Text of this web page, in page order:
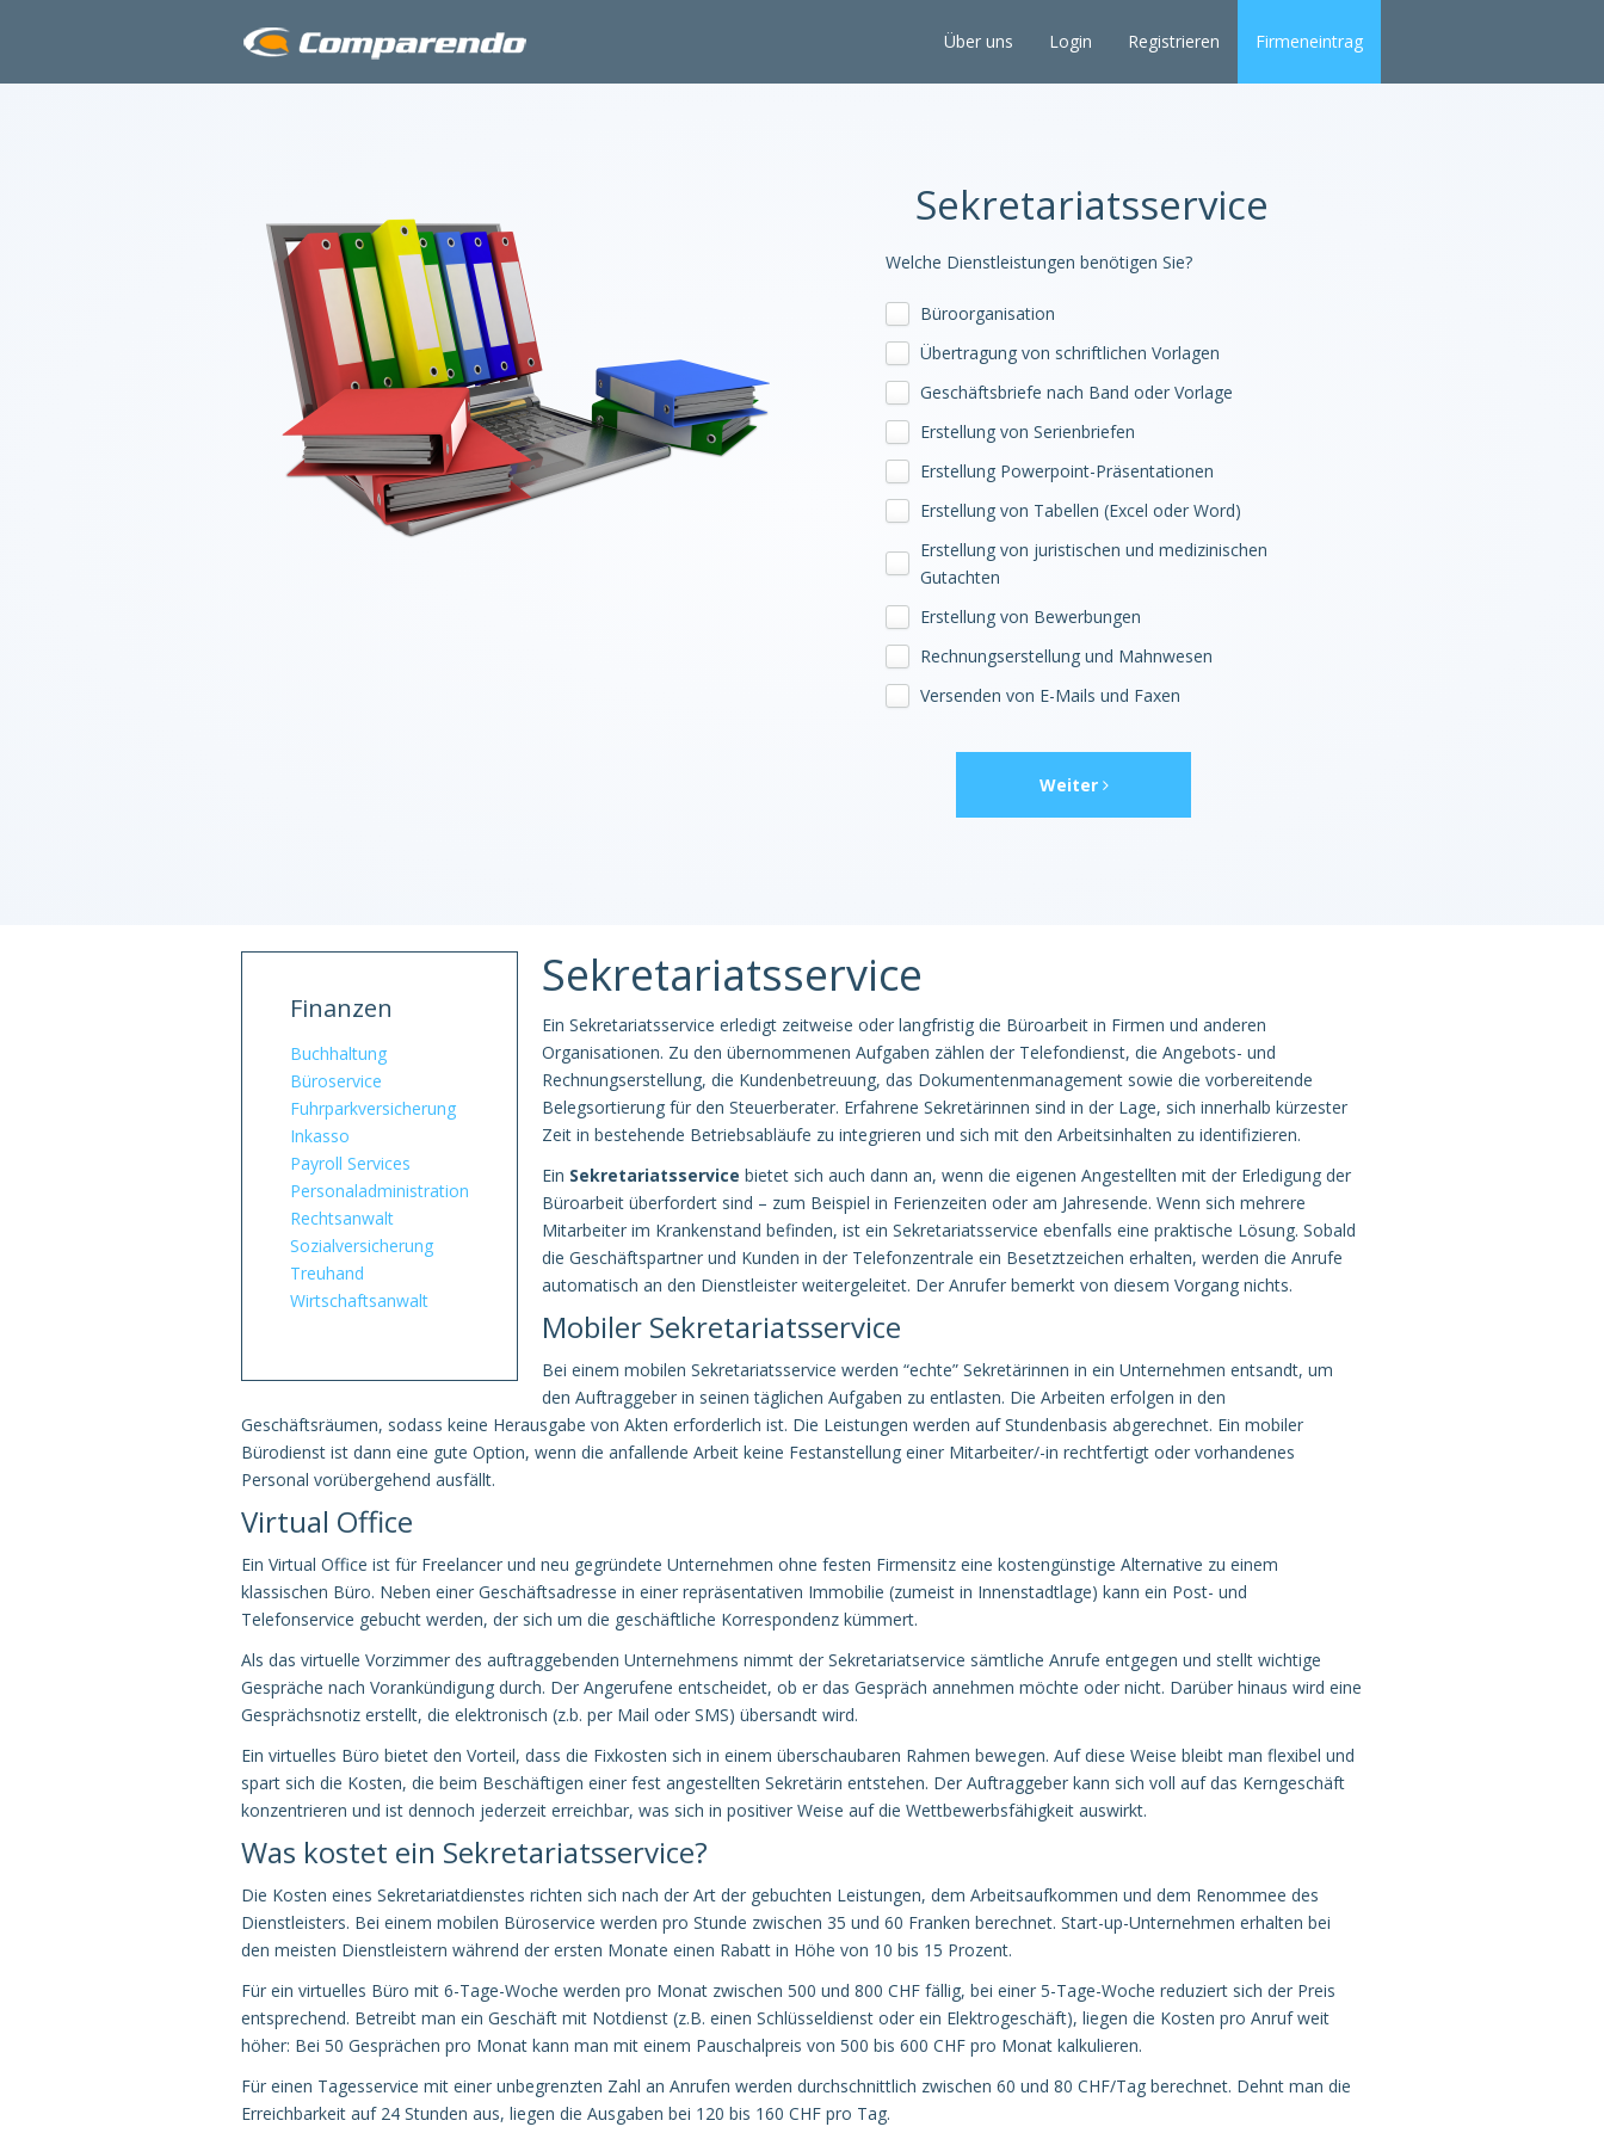
Über uns Login Registrieren Firmeneintrag
Sekretariatsservice
Welche Dienstleistungen benötigen Sie?
Büroorganisation
Übertragung von schriftlichen Vorlagen
Geschäftsbriefe nach Band oder Vorlage
Erstellung von Serienbriefen
Erstellung Powerpoint-Präsentationen
Erstellung von Tabellen (Excel oder Word)
Erstellung von juristischen und medizinischen
Gutachten
Erstellung von Bewerbungen
Rechnungserstellung und Mahnwesen
Versenden von E-Mails und Faxen
Weiter
Finanzen
Buchhaltung
Büroservice
Fuhrpark­versicherung
Inkasso
Payroll Services
Personal­administration
Rechtsanwalt
Sozialversicherung
Treuhand
Wirtschaftsanwalt
Sekretariatsservice
Ein Sekretariatsservice erledigt zeitweise oder langfristig die Büroarbeit in Firmen und anderen
Organisationen. Zu den übernommenen Aufgaben zählen der Telefondienst, die Angebots- und
Rechnungserstellung, die Kundenbetreuung, das Dokumentenmanagement sowie die vorbereitende
Belegsortierung für den Steuerberater. Erfahrene Sekretärinnen sind in der Lage, sich innerhalb kürzester
Zeit in bestehende Betriebsabläufe zu integrieren und sich mit den Arbeitsinhalten zu identifizieren.
Ein Sekretariatsservice bietet sich auch dann an, wenn die eigenen Angestellten mit der Erledigung der
Büroarbeit überfordert sind – zum Beispiel in Ferienzeiten oder am Jahresende. Wenn sich mehrere
Mitarbeiter im Krankenstand befinden, ist ein Sekretariatsservice ebenfalls eine praktische Lösung. Sobald
die Geschäftspartner und Kunden in der Telefonzentrale ein Besetztzeichen erhalten, werden die Anrufe
automatisch an den Dienstleister weitergeleitet. Der Anrufer bemerkt von diesem Vorgang nichts.
Mobiler Sekretariatsservice
Bei einem mobilen Sekretariatsservice werden “echte” Sekretärinnen in ein Unternehmen entsandt, um
den Auftraggeber in seinen täglichen Aufgaben zu entlasten. Die Arbeiten erfolgen in den
Geschäftsräumen, sodass keine Herausgabe von Akten erforderlich ist. Die Leistungen werden auf Stundenbasis abgerechnet. Ein mobiler
Bürodienst ist dann eine gute Option, wenn die anfallende Arbeit keine Festanstellung einer Mitarbeiter/-in rechtfertigt oder vorhandenes
Personal vorübergehend ausfällt.
Virtual Office
Ein Virtual Office ist für Freelancer und neu gegründete Unternehmen ohne festen Firmensitz eine kostengünstige Alternative zu einem
klassischen Büro. Neben einer Geschäftsadresse in einer repräsentativen Immobilie (zumeist in Innenstadtlage) kann ein Post- und
Telefonservice gebucht werden, der sich um die geschäftliche Korrespondenz kümmert.
Als das virtuelle Vorzimmer des auftraggebenden Unternehmens nimmt der Sekretariatservice sämtliche Anrufe entgegen und stellt wichtige
Gespräche nach Vorankündigung durch. Der Angerufene entscheidet, ob er das Gespräch annehmen möchte oder nicht. Darüber hinaus wird eine
Gesprächsnotiz erstellt, die elektronisch (z.b. per Mail oder SMS) übersandt wird.
Ein virtuelles Büro bietet den Vorteil, dass die Fixkosten sich in einem überschaubaren Rahmen bewegen. Auf diese Weise bleibt man flexibel und
spart sich die Kosten, die beim Beschäftigen einer fest angestellten Sekretärin entstehen. Der Auftraggeber kann sich voll auf das Kerngeschäft
konzentrieren und ist dennoch jederzeit erreichbar, was sich in positiver Weise auf die Wettbewerbsfähigkeit auswirkt.
Was kostet ein Sekretariatsservice?
Die Kosten eines Sekretariatdienstes richten sich nach der Art der gebuchten Leistungen, dem Arbeitsaufkommen und dem Renommee des
Dienstleisters. Bei einem mobilen Büroservice werden pro Stunde zwischen 35 und 60 Franken berechnet. Start-up-Unternehmen erhalten bei
den meisten Dienstleistern während der ersten Monate einen Rabatt in Höhe von 10 bis 15 Prozent.
Für ein virtuelles Büro mit 6-Tage-Woche werden pro Monat zwischen 500 und 800 CHF fällig, bei einer 5-Tage-Woche reduziert sich der Preis
entsprechend. Betreibt man ein Geschäft mit Notdienst (z.B. einen Schlüsseldienst oder ein Elektrogeschäft), liegen die Kosten pro Anruf weit
höher: Bei 50 Gesprächen pro Monat kann man mit einem Pauschalpreis von 500 bis 600 CHF pro Monat kalkulieren.
Für einen Tagesservice mit einer unbegrenzten Zahl an Anrufen werden durchschnittlich zwischen 60 und 80 CHF/Tag berechnet. Dehnt man die
Erreichbarkeit auf 24 Stunden aus, liegen die Ausgaben bei 120 bis 160 CHF pro Tag.